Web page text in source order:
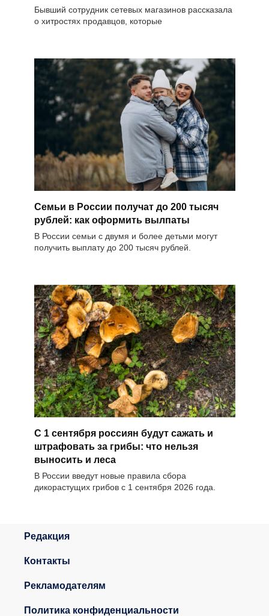
Бывший сотрудник сетевых магазинов рассказала
о хитростях продавцов, которые
Семьи в России получат до 200 тысяч
рублей: как оформить вылпаты
В России семьи с двумя и более детьми могут
получить выплату до 200 тысяч рублей.
С 1 сентября россиян будут сажать и
штрафовать за грибы: что нельзя
выносить и леса
В России введут новые правила сбора
дикорастущих грибов с 1 сентября 2026 года.
Редакция
Контакты
Рекламодателям
Политика конфиденциальности